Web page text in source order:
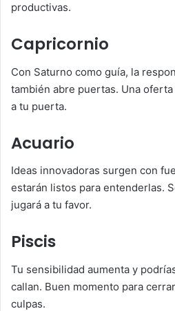
productivas.
Capricornio
Con Saturno como guía, la
también abre puertas. Una
a tu puerta.
Acuario
Ideas innovadoras surgen con
estarán listos para entenderlas.
jugará a tu favor.
Piscis
Tu sensibilidad aumenta y
callan. Buen momento para
culpas.